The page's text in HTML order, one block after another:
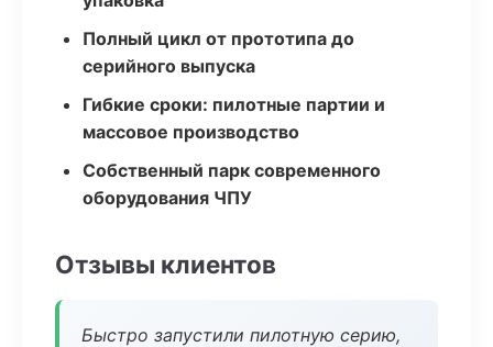
Полный цикл от прототипа до
серийного выпуска
Гибкие сроки: пилотные партии и
массовое производство
Собственный парк современного
оборудования ЧПУ
Отзывы клиентов
Быстро запустили пилотную серию,